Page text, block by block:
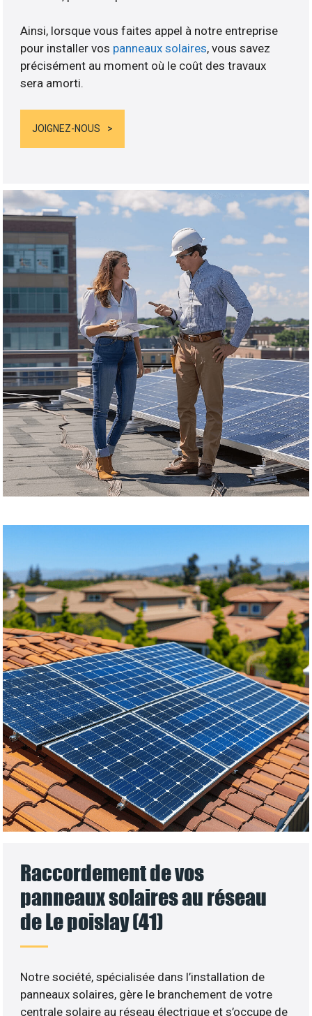
Ainsi, lorsque vous faites appel à notre entreprise
pour installer vos panneaux solaires, vous savez
précisément au moment où le coût des travaux
sera amorti.
JOIGNEZ-NOUS
Raccordement de vos
panneaux solaires au réseau
de Le poislay (41)
Notre société, spécialisée dans l’installation de
panneaux solaires, gère le branchement de votre
centrale solaire au réseau électrique et s’occupe de